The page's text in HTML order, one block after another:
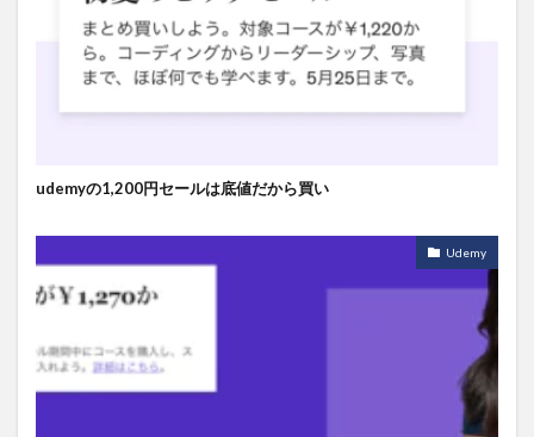
udemyの1,200円セールは底値だから買い
Udemy